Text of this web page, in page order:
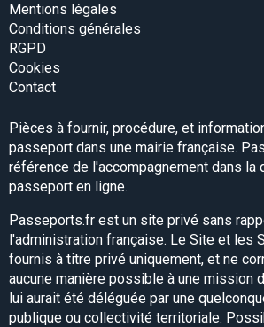
Mentions légales
Conditions générales
RGPD
Cookies
Contact
Pièces à fournir, procédure, et
passeport dans une mairie française.
référence de l'accompagnement dans la
passeport en ligne.
Passeports.fr est un site privé sans
l'administration française. Le Site et les
fournis à titre privé uniquement, et ne
aucune manière possible à une mission
lui aurait été déléguée par une
publique ou collectivité territoriale.